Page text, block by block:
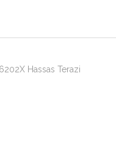
Hassas Terazi